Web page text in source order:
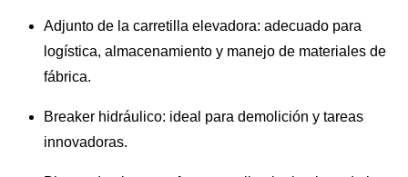
Adjunto de la carretilla elevadora: adecuado para
logística, almacenamiento y manejo de materiales de
fábrica.
Breaker hidráulico: ideal para demolición y tareas
innovadoras.